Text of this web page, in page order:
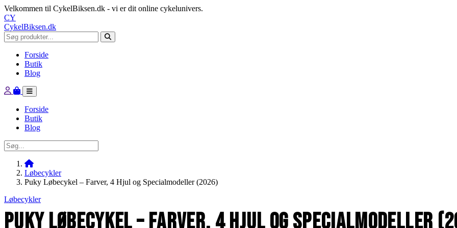
Velkommen til CykelBiksen.dk - vi er dit online cykelunivers.
CY
CykelBiksen.dk
Forside
Butik
Blog
Forside
Butik
Blog
Løbecykler
Puky Løbecykel – Farver, 4 Hjul og Specialmodeller (2026)
Løbecykler
Puky Løbecykel – Farver, 4 Hjul og Specialmodeller